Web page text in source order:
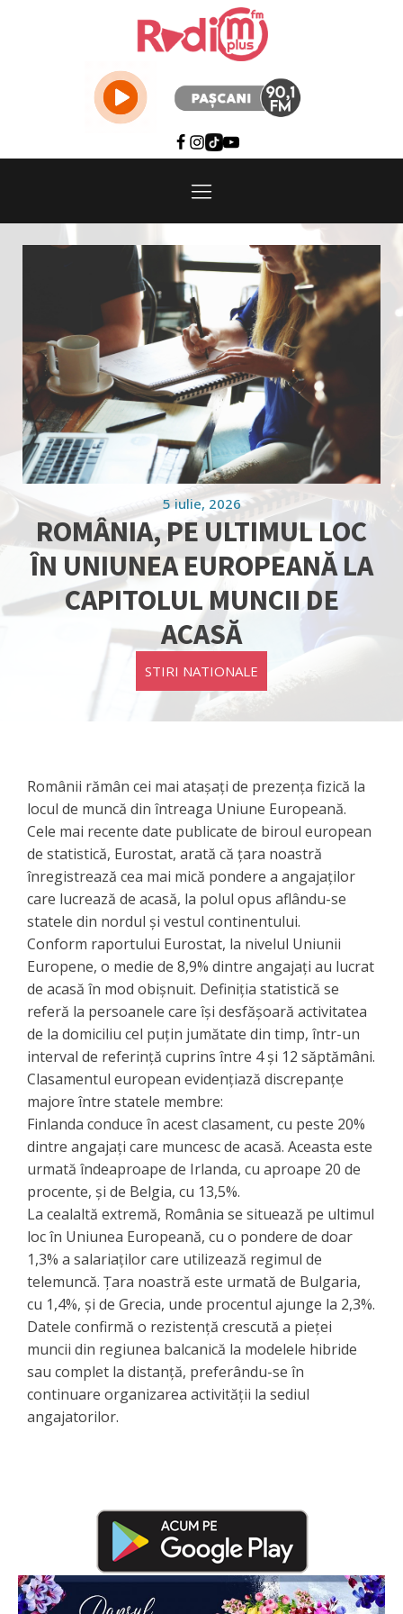
5 iulie, 2026
ROMÂNIA, PE ULTIMUL LOC
ÎN UNIUNEA EUROPEANĂ LA
CAPITOLUL MUNCII DE
ACASĂ
STIRI NATIONALE
Românii rămân cei mai atașați de prezența fizică la
locul de muncă din întreaga Uniune Europeană.
Cele mai recente date publicate de biroul european
de statistică, Eurostat, arată că țara noastră
înregistrează cea mai mică pondere a angajaților
care lucrează de acasă, la polul opus aflându-se
statele din nordul și vestul continentului.
Conform raportului Eurostat, la nivelul Uniunii
Europene, o medie de 8,9% dintre angajați au lucrat
de acasă în mod obișnuit. Definiția statistică se
referă la persoanele care își desfășoară activitatea
de la domiciliu cel puțin jumătate din timp, într-un
interval de referință cuprins între 4 și 12 săptămâni.
​Clasamentul european evidențiază discrepanțe
majore între statele membre:
Finlanda conduce în acest clasament, cu peste 20%
dintre angajați care muncesc de acasă. Aceasta este
urmată îndeaproape de Irlanda, cu aproape 20 de
procente, și de Belgia, cu 13,5%.
La cealaltă extremă, România se situează pe ultimul
loc în Uniunea Europeană, cu o pondere de doar
1,3% a salariaților care utilizează regimul de
telemuncă. Țara noastră este urmată de Bulgaria,
cu 1,4%, și de Grecia, unde procentul ajunge la 2,3%.
Datele confirmă o rezistență crescută a pieței
muncii din regiunea balcanică la modelele hibride
sau complet la distanță, preferându-se în
continuare organizarea activității la sediul
angajatorilor.